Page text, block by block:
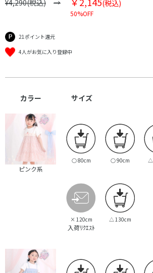
¥4,290(税込) (税込)
50%OFF
21ポイント還元
4人がお気に入り登録中
カラー サイズ
ピンク系
○80cm ○90cm △
× 120cm
入荷ﾘｸｴｽﾄ
△ 130cm